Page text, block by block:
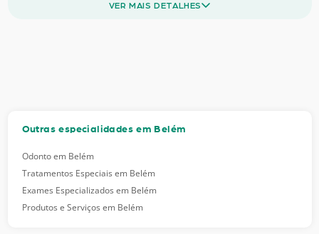
VER MAIS DETALHES
Outras especialidades em Belém
Odonto em Belém
Tratamentos Especiais em Belém
Exames Especializados em Belém
Produtos e Serviços em Belém